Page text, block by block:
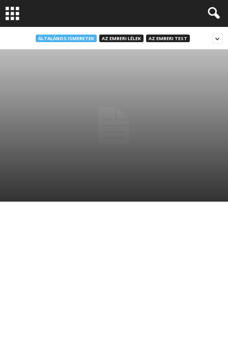
ÁLTALÁNOS ISMERETEK AZ EMBERI LÉLEK AZ EMBERI TEST